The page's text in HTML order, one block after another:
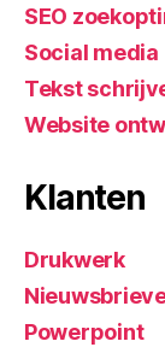
SEO
Social media
Tekst
Website
Klanten
Drukwerk
Powerpoint